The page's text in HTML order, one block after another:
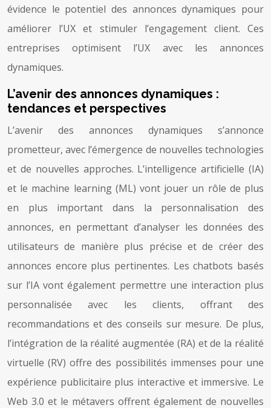
évidence le potentiel des annonces dynamiques pour
améliorer l’UX et stimuler l’engagement client. Ces
entreprises optimisent l’UX avec les annonces
dynamiques.
L’avenir des annonces dynamiques :
tendances et perspectives
L’avenir des annonces dynamiques s’annonce
prometteur, avec l’émergence de nouvelles technologies
et de nouvelles approches. L’intelligence artificielle (IA)
et le machine learning (ML) vont jouer un rôle de plus
en plus important dans la personnalisation des
annonces, en permettant d’analyser les données des
utilisateurs de manière plus précise et de créer des
annonces encore plus pertinentes. Les chatbots basés
sur l’IA vont également permettre une interaction plus
personnalisée avec les clients, offrant des
recommandations et des conseils sur mesure. De plus,
l’intégration de la réalité augmentée (RA) et de la réalité
virtuelle (RV) offre des possibilités immenses pour une
expérience publicitaire plus interactive et immersive. Le
Web 3.0 et le métavers offrent également de nouvelles